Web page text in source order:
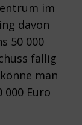
im
davon
50 000
fällig
man
Euro